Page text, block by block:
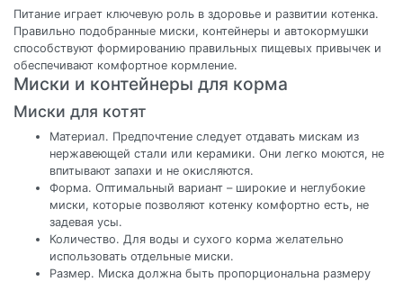
Питание играет ключевую роль в здоровье и развитии котенка.
Правильно подобранные миски, контейнеры и автокормушки
способствуют формированию правильных пищевых привычек и
обеспечивают комфортное кормление.
Миски и контейнеры для корма
Миски для котят
Материал. Предпочтение следует отдавать мискам из
нержавеющей стали или керамики. Они легко моются, не
впитывают запахи и не окисляются.
Форма. Оптимальный вариант – широкие и неглубокие
миски, которые позволяют котенку комфортно есть, не
задевая усы.
Количество. Для воды и сухого корма желательно
использовать отдельные миски.
Размер. Миска должна быть пропорциональна размеру